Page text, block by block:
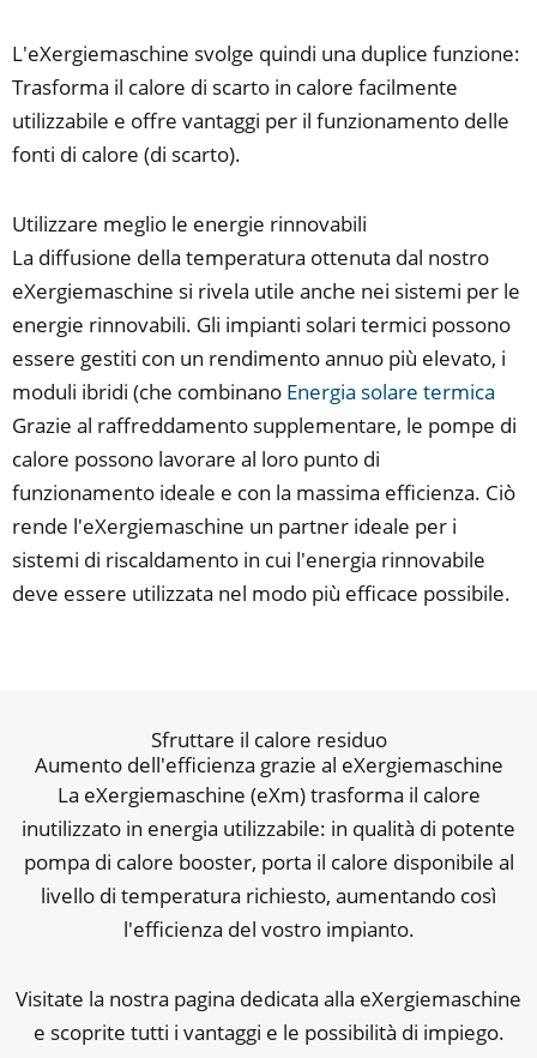
L'eXergiemaschine svolge quindi una duplice funzione:
Trasforma il calore di scarto in calore facilmente
utilizzabile e offre vantaggi per il funzionamento delle
fonti di calore (di scarto).
Utilizzare meglio le energie rinnovabili
La diffusione della temperatura ottenuta dal nostro
eXergiemaschine si rivela utile anche nei sistemi per le
energie rinnovabili. Gli impianti solari termici possono
essere gestiti con un rendimento annuo più elevato, i
moduli ibridi (che combinano Energia solare termica
Grazie al raffreddamento supplementare, le pompe di
calore possono lavorare al loro punto di
funzionamento ideale e con la massima efficienza. Ciò
rende l'eXergiemaschine un partner ideale per i
sistemi di riscaldamento in cui l'energia rinnovabile
deve essere utilizzata nel modo più efficace possibile.
Sfruttare il calore residuo​
Aumento dell'efficienza grazie al eXergiemaschine
La eXergiemaschine (eXm) trasforma il calore
inutilizzato in energia utilizzabile: in qualità di potente
pompa di calore booster, porta il calore disponibile al
livello di temperatura richiesto, aumentando così
l'efficienza del vostro impianto.
Visitate la nostra pagina dedicata alla eXergiemaschine
e scoprite tutti i vantaggi e le possibilità di impiego.